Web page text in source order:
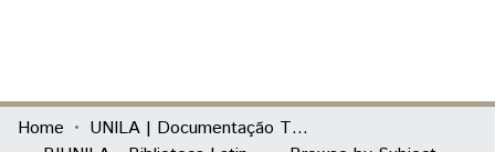
Communities & Collections
Home
UNILA | Documentação Técnica